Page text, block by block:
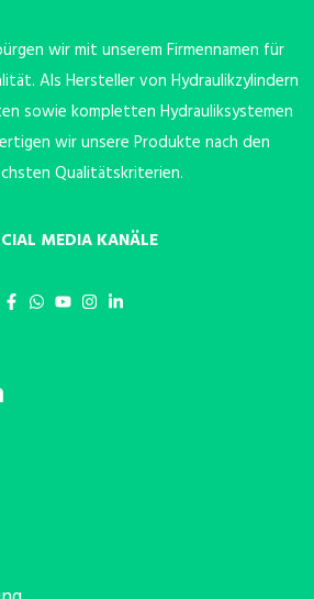
wir mit unserem Firmennamen für
Als Hersteller von Hydraulikzylindern
sowie kompletten Hydrauliksystemen
wir unsere Produkte nach den
Qualitätskriterien.
MEDIA KANÄLE